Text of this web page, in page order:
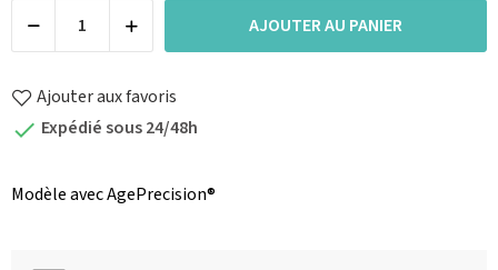
AJOUTER AU PANIER
Ajouter aux favoris
 Expédié sous 24/48h
Modèle avec AgePrecision®